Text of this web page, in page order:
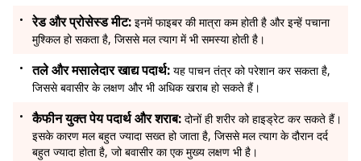
रेड और प्रोसेस्ड मीट: इनमें फाइबर की मात्रा कम होती है और इन्हें पचाना
मुश्किल हो सकता है, जिससे मल त्याग में भी समस्या होती है।
तले और मसालेदार खाद्य पदार्थ: यह पाचन तंत्र को परेशान कर सकता है,
जिससे बवासीर के लक्षण और भी अधिक खराब हो सकते हैं।
कैफीन युक्त पेय पदार्थ और शराब: दोनों ही शरीर को हाइड्रेट कर सकते हैं।
इसके कारण मल बहुत ज्यादा सख्त हो जाता है, जिससे मल त्याग के दौरान दर्द
बहुत ज्यादा होता है, जो बवासीर का एक मुख्य लक्षण भी है।